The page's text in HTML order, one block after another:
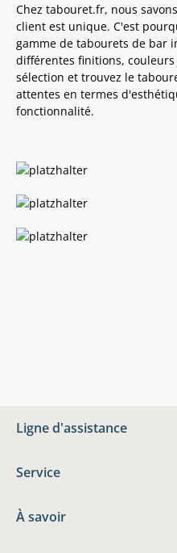
Chez tabouret.fr, nous
client est unique. C'est
gamme de tabourets de bar
différentes finitions,
sélection et trouvez le
attentes en termes
fonctionnalité.
Ligne d'assistance
Service
À savoir